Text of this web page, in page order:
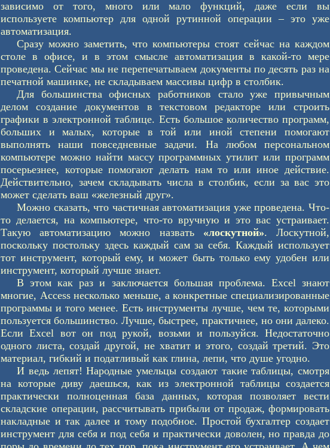
зависимо от того, много или мало функций, даже если вы
используете компьютер для одной рутинной операции – это уже
автоматизация.
Сразу можно заметить, что компьютеры стоят сейчас на каждом
столе в офисе, и в этом смысле автоматизация в какой-то мере
проведена. Сейчас мы не перепечатываем документы по десять раз на
печатной машинке, не складываем массивы цифр в столбик.
Для большинства офисных работников стало уже привычным
делом создание документов в текстовом редакторе или строить
графики в электронной таблице. Есть большое количество программ,
больших и малых, которые в той или иной степени помогают
выполнять наши повседневные задачи. На любом персональном
компьютере можно найти массу программных утилит или программ
посерьезнее, которые помогают делать нам то или иное действие.
Действительно, зачем складывать числа в столбик, если за вас это
может сделать ваш «железный друг».
Можно сказать, что частичная автоматизация уже проведена. Что-
то делается, на компьютере, что-то вручную и это вас устраивает.
Такую автоматизацию можно назвать «лоскутной». Лоскутной,
поскольку постольку здесь каждый сам за себя. Каждый использует
тот инструмент, который ему, и может быть только ему удобен или
инструмент, который лучше знает.
В этом как раз и заключается большая проблема. Excel знают
многие, Access несколько меньше, а конкретные специализированные
программы и того менее. Есть инструменты лучше, чем те, которыми
пользуется большинство. Лучше, быстрее, практичнее, но они далеко.
Если Excel вот он под рукой, возьми и пользуйся. Недостаточно
одного листа, создай другой, не хватит и этого, создай третий. Это
материал, гибкий и податливый как глина, лепи, что душе угодно.
И ведь лепят! Народные умельцы создают такие таблицы, смотря
на которые диву даешься, как из электронной таблицы создается
практически полноценная база данных, которая позволяет вести
складские операции, рассчитывать прибыли от продаж, формировать
накладные и так далее и тому подобное. Простой бухгалтер создает
инструмент для себя и под себя и практически доволен, но правда до